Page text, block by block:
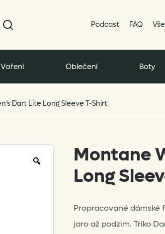
Podcast FAQ
Vaření Oblečení Boty
Dart Lite Long Sleeve T-Shirt
Montane
Long
Propracované dámské
jaro až podzim. Triko